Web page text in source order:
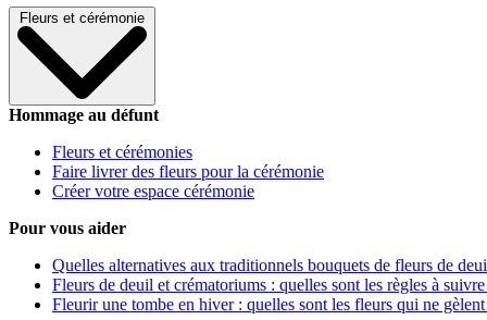
Fleurs et cérémonie
Hommage au défunt
Fleurs et cérémonies
Faire livrer des fleurs pour la cérémonie
Créer votre espace cérémonie
Pour vous aider
Quelles alternatives aux traditionnels bouquets de fleurs de
Fleurs de deuil et crématoriums : quelles sont les règles à
Fleurir une tombe en hiver : quelles sont les fleurs qui ne gèlent